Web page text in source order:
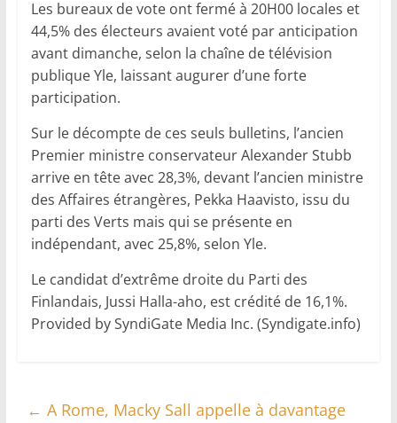
Les bureaux de vote ont fermé à 20H00 locales et
44,5% des électeurs avaient voté par anticipation
avant dimanche, selon la chaîne de télévision
publique Yle, laissant augurer d’une forte
participation.
Sur le décompte de ces seuls bulletins, l’ancien
Premier ministre conservateur Alexander Stubb
arrive en tête avec 28,3%, devant l’ancien ministre
des Affaires étrangères, Pekka Haavisto, issu du
parti des Verts mais qui se présente en
indépendant, avec 25,8%, selon Yle.
Le candidat d’extrême droite du Parti des
Finlandais, Jussi Halla-aho, est crédité de 16,1%.
Provided by SyndiGate Media Inc. (Syndigate.info)
← A Rome, Macky Sall appelle à davantage